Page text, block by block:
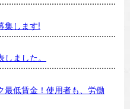
集します!
ました。
最低賃金！使用者も、労働